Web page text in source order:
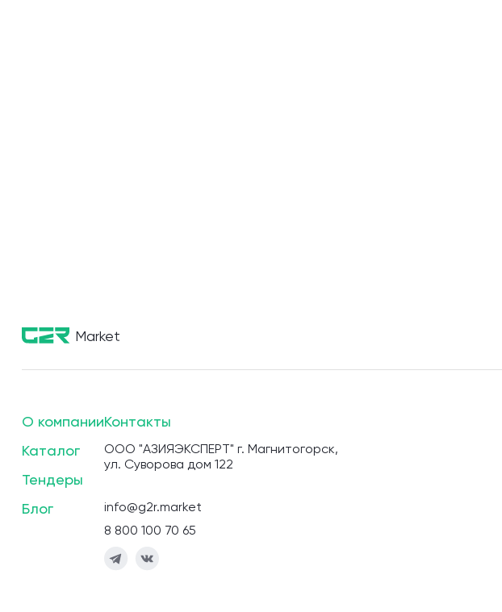
Market
О компании
Каталог
Тендеры
Блог
Контакты
ООО "АЗИЯЭКСПЕРТ" г. Магнитогорск,
ул. Суворова дом 122
info@g2r.market
8 800 100 70 65